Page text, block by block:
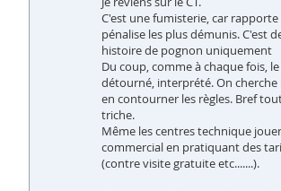
C'est une fumisterie, car
pénalise les plus démunis. C'est
histoire de pognon uniquement
Du coup, comme à chaque fois,
détourné, interprété. On cherche
en contourner les règles. Bref
triche.
Même les centres technique
commercial en pratiquant des
(contre visite gratuite etc.......).